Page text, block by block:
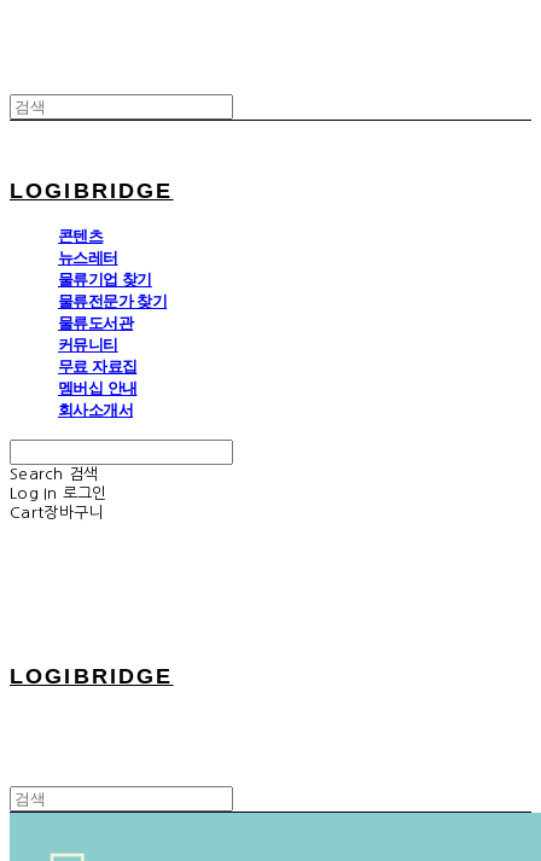
LOGIBRIDGE
콘텐츠
뉴스레터
물류기업 찾기
물류전문가 찾기
물류도서관
커뮤니티
무료 자료집
멤버십 안내
회사소개서
Search
검색
Log In 로그인
Cart장바구니
LOGIBRIDGE